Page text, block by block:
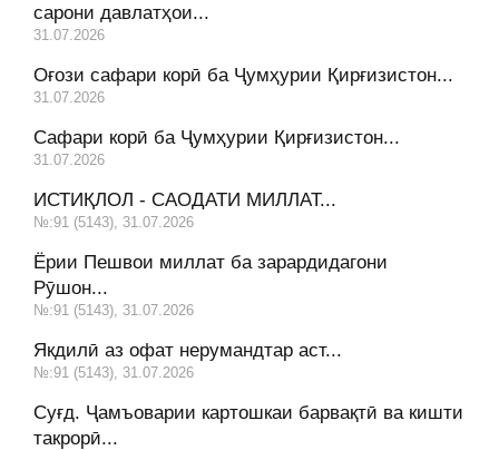
сарони давлатҳои...
31.07.2026
Оғози сафари корӣ ба Ҷумҳурии Қирғизистон...
31.07.2026
Сафари корӣ ба Ҷумҳурии Қирғизистон...
31.07.2026
ИСТИҚЛОЛ - САОДАТИ МИЛЛАТ...
№:91 (5143), 31.07.2026
Ёрии Пешвои миллат ба зарардидагони
Рӯшон...
№:91 (5143), 31.07.2026
Якдилӣ аз офат нерумандтар аст...
№:91 (5143), 31.07.2026
Суғд. Ҷамъоварии картошкаи барвақтӣ ва кишти
такрорӣ...